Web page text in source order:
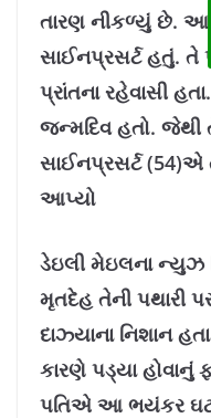
તારણ નીકળ્યું છે.
સાઈનપ્રસર્ટ હતું. તે
પ્રાંતના રહેવાસી
જન્મદિવ હતો. જેથી
સાઈનપ્રસર્ટ (54)એ
આપ્યો
ડેઇલી મેઇલના ન્યુઝ
મૃતદેહ તેની પથારી
દાઝ્યાના નિશાન
કારણે પડ્યા હોવાનું
પતિએ આ ભયંકર